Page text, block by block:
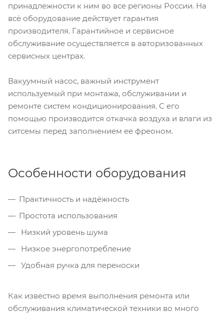
принадлежности к ним во все регионы России. На
всё оборудование действует гарантия
производителя. Гарантийное и сервисное
обслуживание осуществляется в авторизованных
сервисных центрах.
Вакуумный насос, важный инструмент
используемый при монтажа, обслуживании и
ремонте систем кондиционирования. С его
помощью производится откачка воздуха и влаги из
ситсемы перед заполнением ее фреоном.
Особенности оборудования
Практичность и надёжность
Простота использования
Низкий уровень шума
Низкое энергопотребление
Удобная ручка для переноски
Как известно время выполнения ремонта или
обслуживания климатической техники во много